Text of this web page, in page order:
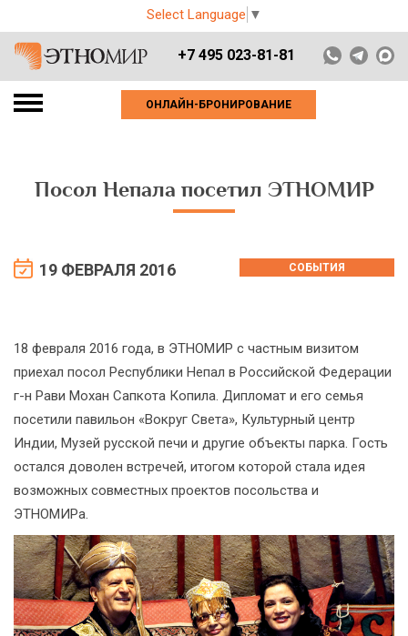
Select Language ▼
+7 495 023-81-81
ОНЛАЙН-БРОНИРОВАНИЕ
Посол Непала посетил ЭТНОМИР
19 ФЕВРАЛЯ 2016 СОБЫТИЯ
18 февраля 2016 года, в ЭТНОМИР с частным визитом
приехал посол Республики Непал в Российской Федерации
г-н Рави Мохан Сапкота Копила. Дипломат и его семья
посетили павильон «Вокруг Света», Культурный центр
Индии, Музей русской печи и другие объекты парка. Гость
остался доволен встречей, итогом которой стала идея
возможных совместных проектов посольства и
ЭТНОМИРа.